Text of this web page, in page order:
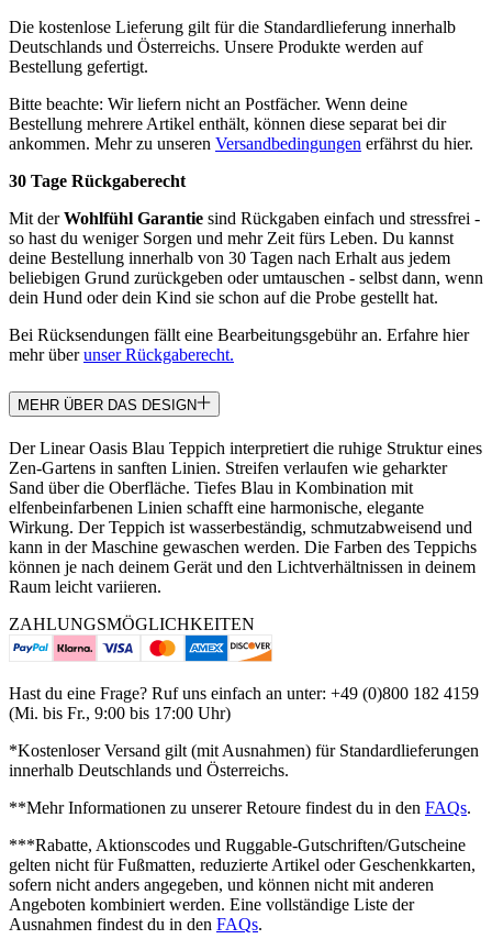
Die kostenlose Lieferung gilt für die Standardlieferung innerhalb
Deutschlands und Österreichs. Unsere Produkte werden auf
Bestellung gefertigt.
Bitte beachte: Wir liefern nicht an Postfächer. Wenn deine
Bestellung mehrere Artikel enthält, können diese separat bei dir
ankommen. Mehr zu unseren Versandbedingungen erfährst du hier.
30 Tage Rückgaberecht
Mit derWohlfühl Garantie sind Rückgaben einfach und stressfrei -
so hast du weniger Sorgen und mehr Zeit fürs Leben. Du kannst
deine Bestellung innerhalb von 30 Tagen nach Erhalt aus jedem
beliebigen Grund zurückgeben oder umtauschen - selbst dann, wenn
dein Hund oder dein Kind sie schon auf die Probe gestellt hat.
Bei Rücksendungen fällt eine Bearbeitungsgebühr an. Erfahre hier
mehr überunser Rückgaberecht.
MEHR ÜBER DAS DESIGN
Der Linear Oasis Blau Teppich interpretiert die ruhige Struktur eines
Zen-Gartens in sanften Linien. Streifen verlaufen wie geharkter
Sand über die Oberfläche. Tiefes Blau in Kombination mit
elfenbeinfarbenen Linien schafft eine harmonische, elegante
Wirkung. Der Teppich ist wasserbeständig, schmutzabweisend und
kann in der Maschine gewaschen werden. Die Farben des Teppichs
können je nach deinem Gerät und den Lichtverhältnissen in deinem
Raum leicht variieren.
ZAHLUNGSMÖGLICHKEITEN
Hast du eine Frage? Ruf uns einfach an unter: +49 (0)800 182 4159
(Mi. bis Fr., 9:00 bis 17:00 Uhr)
*Kostenloser Versand gilt (mit Ausnahmen) für Standardlieferungen
innerhalb Deutschlands und Österreichs.
**Mehr Informationen zu unserer Retoure findest du in den FAQs.
***Rabatte, Aktionscodes und Ruggable-Gutschriften/Gutscheine
gelten nicht für Fußmatten, reduzierte Artikel oder Geschenkkarten,
sofern nicht anders angegeben, und können nicht mit anderen
Angeboten kombiniert werden. Eine vollständige Liste der
Ausnahmen findest du in den FAQs.